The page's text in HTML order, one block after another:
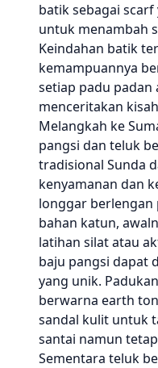
batik sebagai
untuk menambah
Keindahan batik
kemampuannya
setiap padu padan
menceritakan
Melangkah ke
pangsi dan teluk
tradisional Sunda
kenyamanan dan
longgar berlengan
bahan katun,
latihan silat atau
baju pangsi dapat
yang unik.
berwarna earth
sandal kulit untuk
santai namun
Sementara teluk